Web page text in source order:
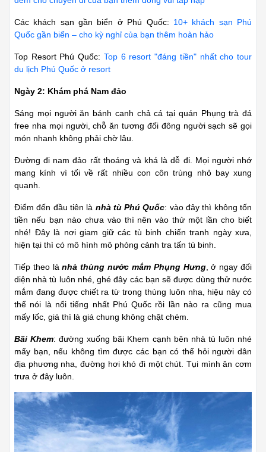
Các khách sạn gần biển ở Phú Quốc: 10+ khách sạn Phú
Quốc gần biển – cho kỳ nghỉ của bạn thêm hoàn hảo
Top Resort Phú Quốc: Top 6 resort "đáng tiền" nhất cho tour
du lịch Phú Quốc ở resort
Ngày 2: Khám phá Nam đảo
Sáng mọi người ăn bánh canh chả cá tại quán Phụng trà đá
free nha mọi người, chỗ ăn tương đối đông người sạch sẽ gọi
món nhanh không phải chờ lâu.
Đường đi nam đảo rất thoáng và khá là dễ đi. Mọi người nhớ
mang kính vì tối về rất nhiều con côn trùng nhỏ bay xung
quanh.
Điểm đến đầu tiên là nhà tù Phú Quốc: vào đây thì không tốn
tiền nếu bạn nào chưa vào thì nên vào thử một lần cho biết
nhé! Đây là nơi giam giữ các tù binh chiến tranh ngày xưa,
hiện tại thì có mô hình mô phỏng cảnh tra tấn tù binh.
Tiếp theo lànhà thùng nước mắm Phụng Hưng, ở ngay đối
diện nhà tù luôn nhé, ghé đây các bạn sẽ được dùng thử nước
mắm đang được chiết ra từ trong thùng luôn nha, hiệu này có
thể nói là nổi tiếng nhất Phú Quốc rồi lần nào ra cũng mua
mấy lốc, giá thì là giá chung không chặt chém.
Bãi Khem: đường xuống bãi Khem cạnh bên nhà tù luôn nhé
mấy bạn, nếu không tìm được các bạn có thể hỏi người dân
địa phương nha, đường hơi khó đi một chút. Tụi mình ăn cơm
trưa ở đây luôn.